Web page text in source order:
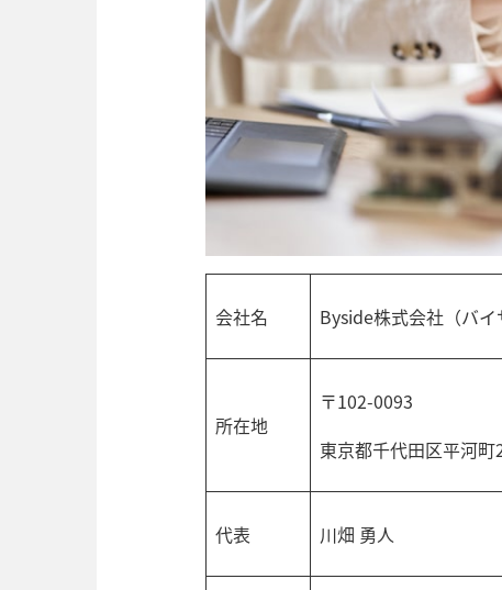
会社名 Byside株式会社（バイ
所在地
〒102-0093
東京都千代田区平河
代表 川畑 勇人